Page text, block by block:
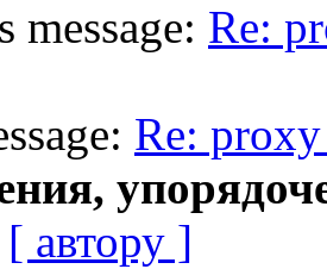
message: Re:
Re:
[ автору ]